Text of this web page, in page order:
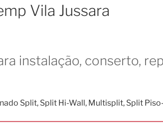
Vila Jussara
instalação, conserto,
Split, Split Hi-Wall, Multisplit, Split